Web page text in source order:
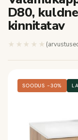
D80,
kinnitatav
★★★★★
SOODUS −30%